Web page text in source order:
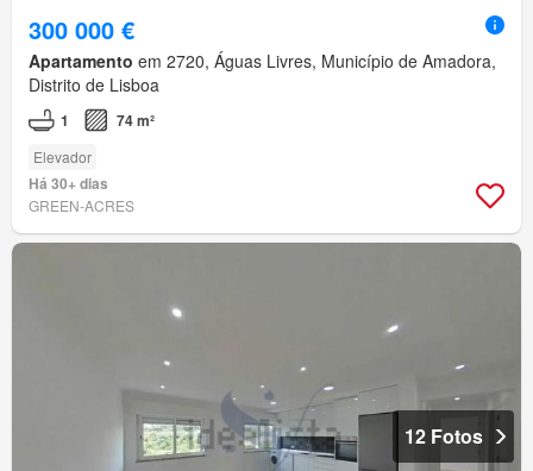
300 000 €
Apartamento em 2720, Águas Livres, Município de Amadora,
Distrito de Lisboa
1 74 m²
Elevador
Há 30+ dias
GREEN-ACRES
12 Fotos